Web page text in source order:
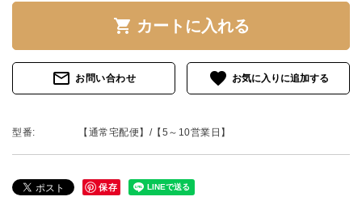
shopping_cart カートに入れる
mail_outline お問い合わせ favorite
型番: 【通常宅配便】/【5～10営業日】
保存